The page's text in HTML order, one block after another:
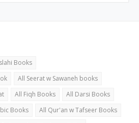
Books
All Seerat w Sawaneh books
All Fiqh Books
All Darsi Books
Books
All Qur'an w Tafseer Books